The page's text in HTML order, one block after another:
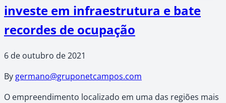
investe em infraestrutura e bate
recordes de ocupação
6 de outubro de 2021
By germano@gruponetcampos.com
O empreendimento localizado em uma das regiões mais